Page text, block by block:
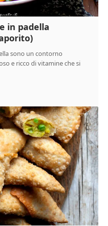
in padella
sono un contorno
e ricco di vitamine che si